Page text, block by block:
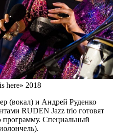
here» 2018
(вокал) и Андрей Руденко
RUDEN Jazz trio готовят
программу. Специальный